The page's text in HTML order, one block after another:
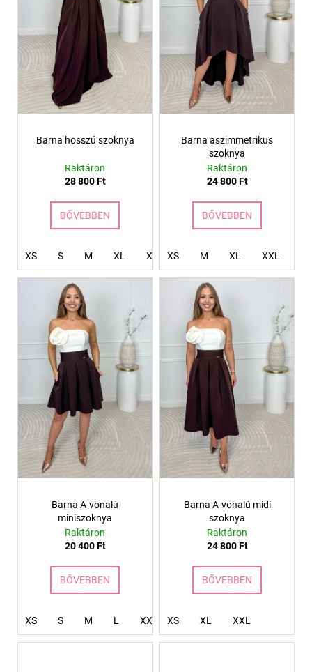
k
t
Barna hosszú szoknya
Raktáron
28 800 Ft
BŐVEBBEN
XS S M XL XXL 4XL
Barna aszimmetrikus
szoknya
Raktáron
24 800 Ft
BŐVEBBEN
XS M XL XXL
Barna A-vonalú
miniszoknya
Raktáron
20 400 Ft
BŐVEBBEN
XS S M L XXL XXXL 4XL
Barna A-vonalú midi
szoknya
Raktáron
24 800 Ft
BŐVEBBEN
XS XL XXL